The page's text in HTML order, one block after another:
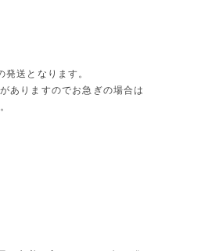
送となります。
ありますのでお急ぎの場合は